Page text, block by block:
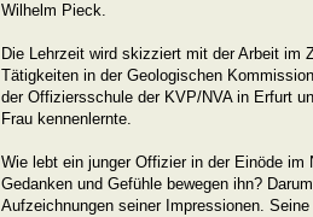
Wilhelm Pieck.
Die Lehrzeit wird skizziert mit der Arbeit im
Tätigkeiten in der Geologischen
der Offiziersschule der KVP/NVA in Erfurt
Frau kennenlernte.
Wie lebt ein junger Offizier in der Einöde im
Gedanken und Gefühle bewegen ihn?
Aufzeichnungen seiner Impressionen.